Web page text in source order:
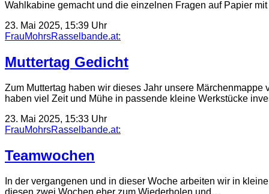
Wahlkabine gemacht und die einzelnen Fragen auf Papier
23. Mai 2025, 15:39 Uhr
FrauMohrsRasselbande.at:
Muttertag Gedicht
Zum Muttertag haben wir dieses Jahr unsere
haben viel Zeit und Mühe in passende kleine Werkstücke
23. Mai 2025, 15:33 Uhr
FrauMohrsRasselbande.at:
Teamwochen
In der vergangenen und in dieser Woche arbeiten wir in
diesen zwei Wochen eher zum Wiederholen und…